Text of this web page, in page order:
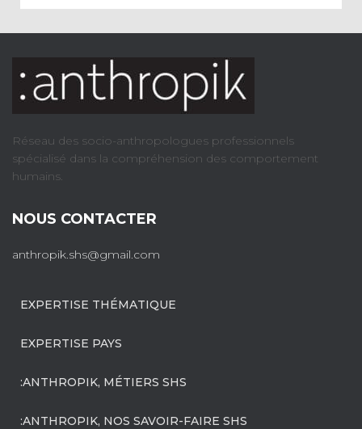
Réseau des socio-anthropologues professionnels
spécialisé dans la compréhension des comportement
humains.
NOUS CONTACTER
anthropik.shs@gmail.com
EXPERTISE THÉMATIQUE
EXPERTISE PAYS
:ANTHROPIK, MÉTIERS SHS
:ANTHROPIK, NOS SAVOIR-FAIRE SHS